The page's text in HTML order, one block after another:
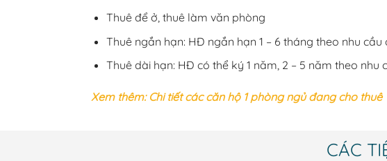
Thuê để ở, thuê làm văn phòng
Thuê ngắn hạn: HĐ ngắn hạn 1 – 6 tháng theo nhu cầu
Thuê dài hạn: HĐ có thể ký 1 năm, 2 – 5 năm theo nhu
Xem thêm: Chi tiết các căn hộ 1 phòng ngủ đang cho thuê
CÁC